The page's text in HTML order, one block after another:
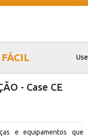
- Case CE
e equipamentos que